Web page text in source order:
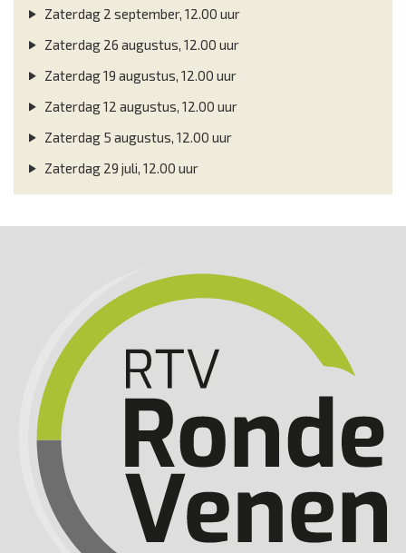
Zaterdag 2 september, 12.00 uur
Zaterdag 26 augustus, 12.00 uur
Zaterdag 19 augustus, 12.00 uur
Zaterdag 12 augustus, 12.00 uur
Zaterdag 5 augustus, 12.00 uur
Zaterdag 29 juli, 12.00 uur